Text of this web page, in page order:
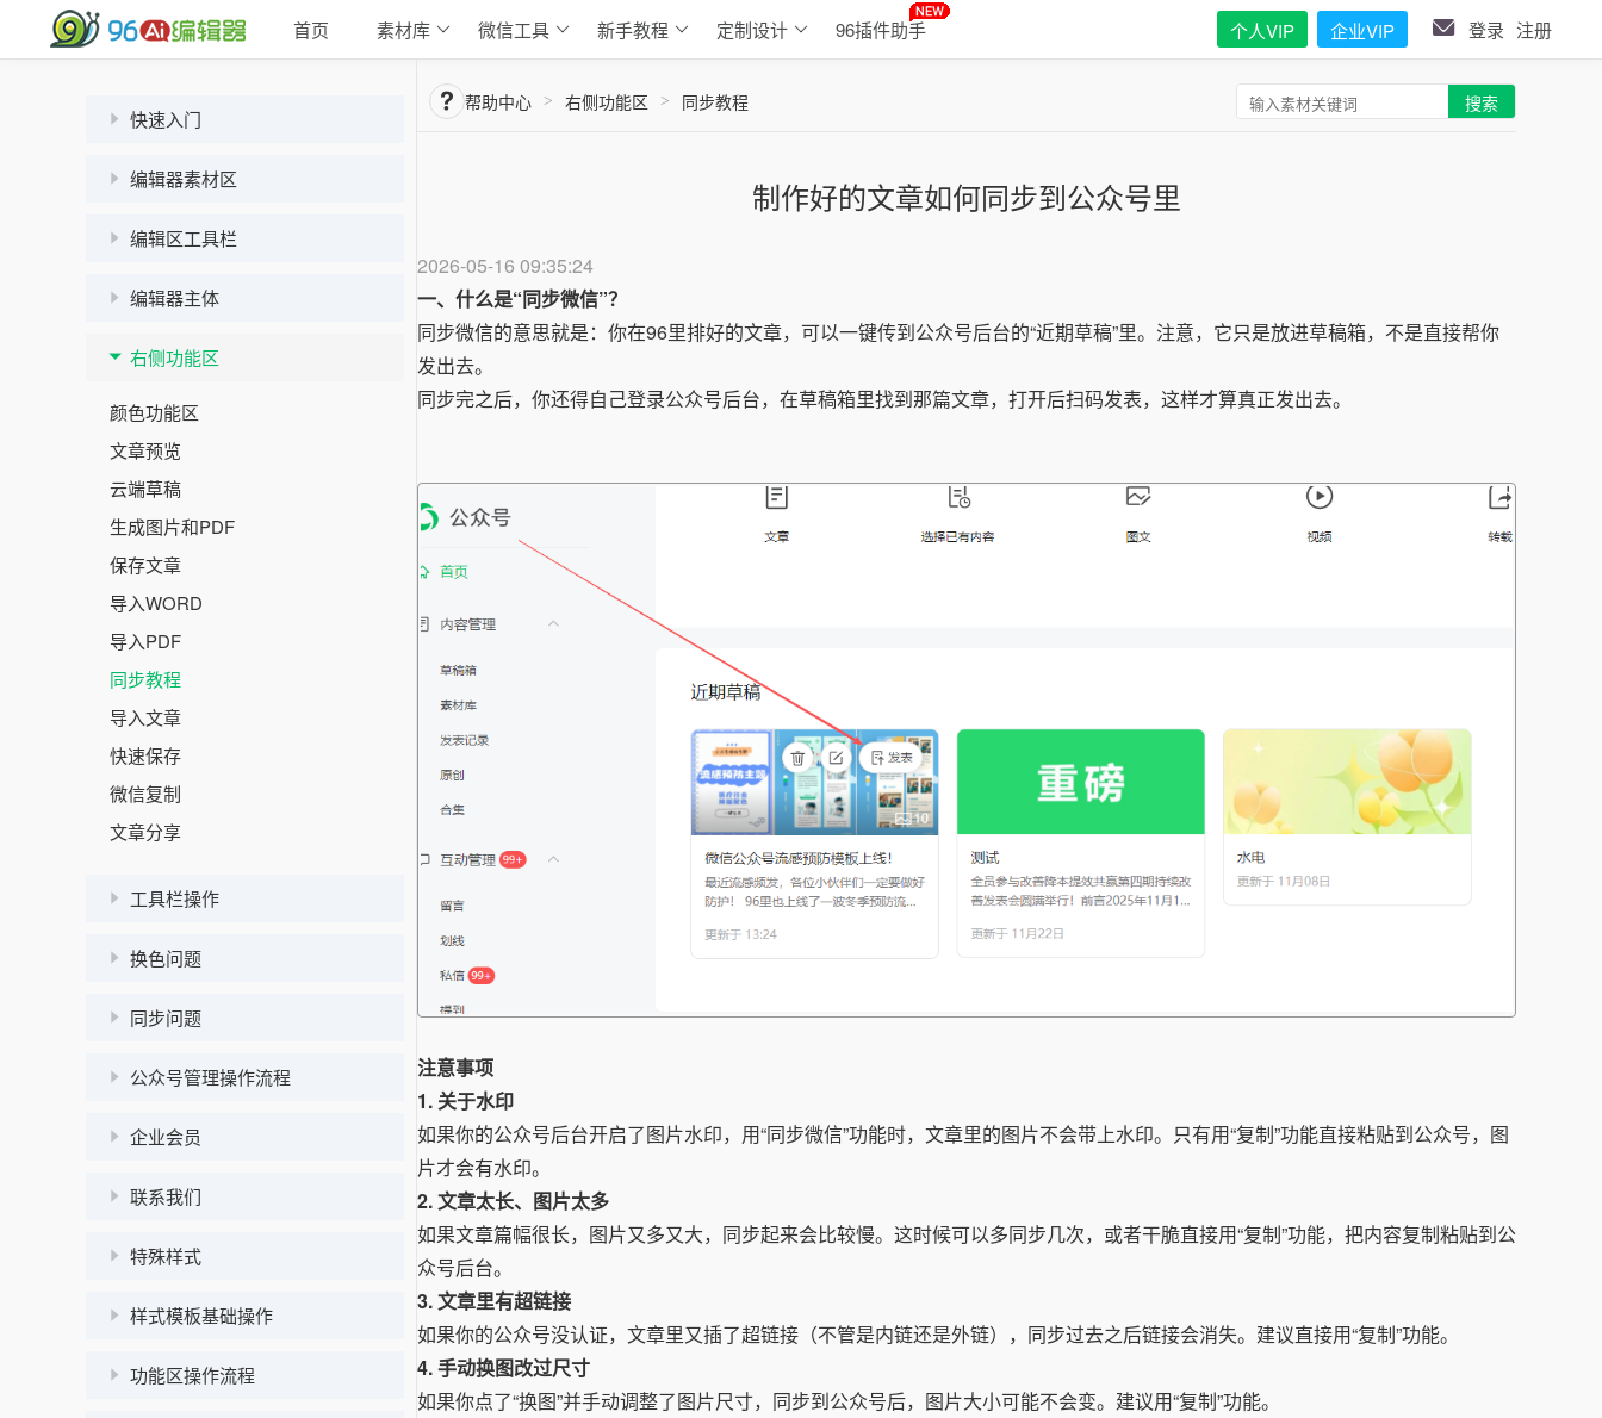
首页 素材库 微信工具 新手教程 定制设计 96插件助手 个人VIP 企业VIP 登录 注册
快速入门
编辑器素材区
编辑区工具栏
编辑器主体
右侧功能区
颜色功能区
文章预览
云端草稿
生成图片和PDF
保存文章
导入WORD
导入PDF
同步教程
导入文章
快速保存
微信复制
文章分享
工具栏操作
换色问题
同步问题
公众号管理操作流程
企业会员
联系我们
特殊样式
样式模板基础操作
功能区操作流程
帮助中心 > 右侧功能区 > 同步教程 搜索
制作好的文章如何同步到公众号里
2026-05-16 09:35:24
一、什么是“同步微信”？
同步微信的意思就是：你在96里排好的文章，可以一键传到公众号后台的“近期草稿”里。注意，它只是放进草稿箱，不是直接帮你
发出去。
同步完之后，你还得自己登录公众号后台，在草稿箱里找到那篇文章，打开后扫码发表，这样才算真正发出去。
注意事项
1. 关于水印
如果你的公众号后台开启了图片水印，用“同步微信”功能时，文章里的图片不会带上水印。只有用“复制”功能直接粘贴到公众号，图
片才会有水印。
2. 文章太长、图片太多
如果文章篇幅很长，图片又多又大，同步起来会比较慢。这时候可以多同步几次，或者干脆直接用“复制”功能，把内容复制粘贴到公
众号后台。
3. 文章里有超链接
如果你的公众号没认证，文章里又插了超链接（不管是内链还是外链），同步过去之后链接会消失。建议直接用“复制”功能。
4. 手动换图改过尺寸
如果你点了“换图”并手动调整了图片尺寸，同步到公众号后，图片大小可能不会变。建议用“复制”功能。